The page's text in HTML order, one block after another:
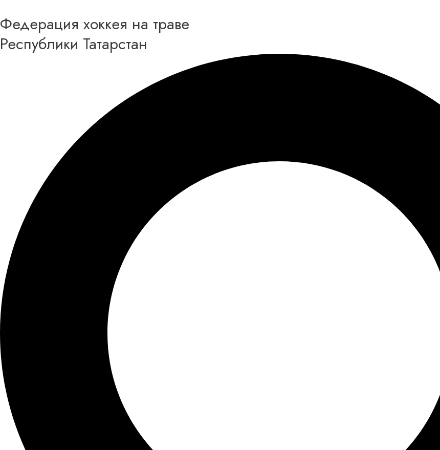
к
содержимому
Федерация хоккея на траве
Республики Татарстан